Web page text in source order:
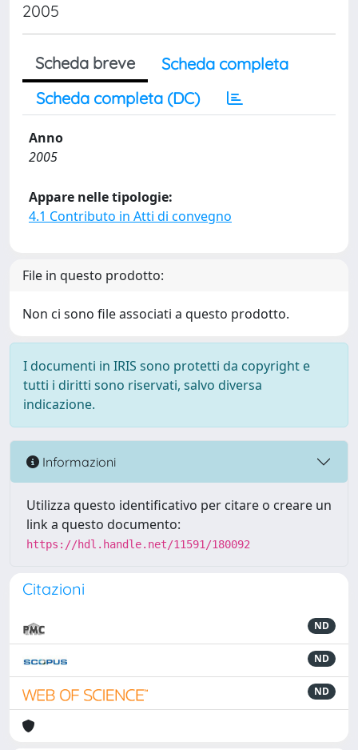
2005
Scheda breve
Scheda completa
Scheda completa (DC)
Anno
2005
Appare nelle tipologie:
4.1 Contributo in Atti di convegno
File in questo prodotto:
Non ci sono file associati a questo prodotto.
I documenti in IRIS sono protetti da copyright e
tutti i diritti sono riservati, salvo diversa
indicazione.
Informazioni
Utilizza questo identificativo per citare o creare un
link a questo documento:
https://hdl.handle.net/11591/180092
Citazioni
ND
ND
ND